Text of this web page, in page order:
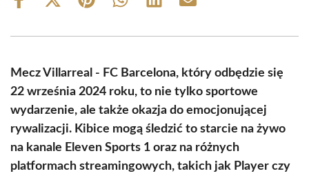
Share
Share
(Twitter)
Share Share Share Share
Mecz Villarreal - FC Barcelona, który odbędzie się
22 września 2024 roku, to nie tylko sportowe
wydarzenie, ale także okazja do emocjonującej
rywalizacji. Kibice mogą śledzić to starcie na żywo
na kanale Eleven Sports 1 oraz na różnych
platformach streamingowych, takich jak Player czy